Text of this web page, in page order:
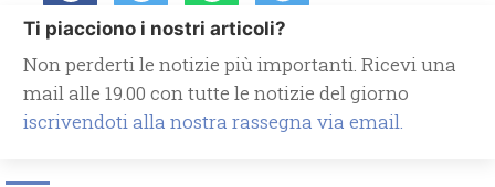
Ti piacciono i nostri articoli?
Non perderti le notizie più importanti. Ricevi una
mail alle 19.00 con tutte le notizie del giorno
iscrivendoti alla nostra rassegna via email.